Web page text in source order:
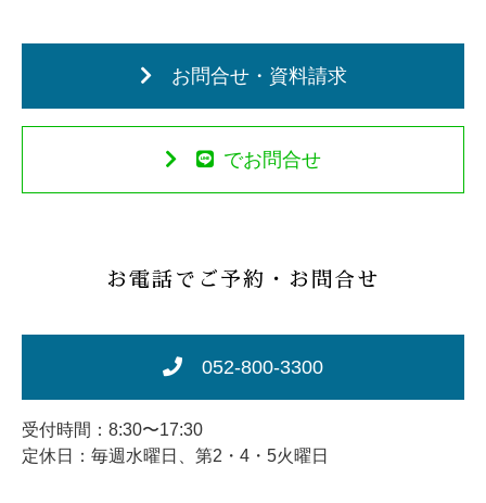
お問合せ・資料請求
でお問合せ
お電話でご予約・お問合せ
052-800-3300
受付時間：8:30〜17:30
定休日：毎週水曜日、第2・4・5火曜日